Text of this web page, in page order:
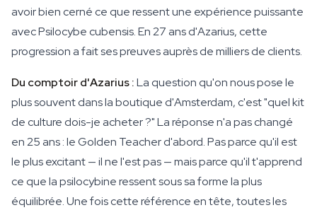
avoir bien cerné ce que ressent une expérience puissante
avec Psilocybe cubensis. En 27 ans d'Azarius, cette
progression a fait ses preuves auprès de milliers de clients.
Du comptoir d'Azarius :La question qu'on nous pose le
plus souvent dans la boutique d'Amsterdam, c'est "quel kit
de culture dois-je acheter ?" La réponse n'a pas changé
en 25 ans : le Golden Teacher d'abord. Pas parce qu'il est
le plus excitant — il ne l'est pas — mais parce qu'il t'apprend
ce que la psilocybine ressent sous sa forme la plus
équilibrée. Une fois cette référence en tête, toutes les